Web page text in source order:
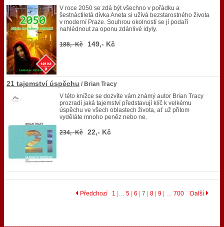
V roce 2050 se zdá být všechno v pořádku a
šestnáctiletá dívka Aneta si užívá bezstarostného života
v moderní Praze. Souhrou okolností se jí podaří
nahlédnout za oponu zdánlivé idyly.
188,- Kč 149,- Kč
21 tajemství úspěchu / Brian Tracy
V této knížce se dozvíte vám známý autor Brian Tracy
prozradí jaká tajemství představují klíč k velkému
úspěchu ve všech oblastech života, ať už přitom
vyděláte mnoho peněz nebo ne.
234,- Kč 22,- Kč
Předchozí 1 |… 5 6 7 8 9 | … 700 Další